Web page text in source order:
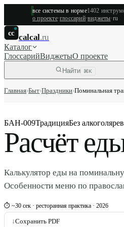
все системы в норме1402
о проекте·глоссарий·виджеты·ru
cc calcal.ru
Каталог
ГлоссарийВиджетыО проекте
Найти ⌘K
Главная›Быт›Праздники›Поминальная
БАН-009ТрадицияБез алкоголя
Расчёт
Калькулятор еды на
Особенности меню по
⏱ ~30 сек · ресторанная практика · 2026
↓Сохранить PDF